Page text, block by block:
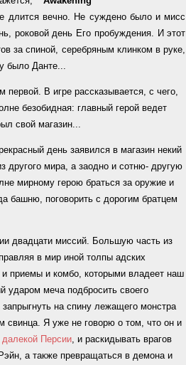
длится вечно. Не суждено было и мисс
роковой день Его пробуждения. И этот
за спиной, серебряным клинком в руке,
было Данте...
первой. В игре рассказывается, с чего,
безобидная: главный герой ведет
свой магазин...
день заявился в магазин некий
другого мира, а заодно и сотню- другую
мирному герою браться за оружие и
башню, поговорить с дорогим братцем
двадцати миссий. Большую часть из
в мир иной толпы адских
приемы и комбо, которыми владеет наш
ударом меча подбросить своего
на спину лежащего монстра
свинца. Я уже не говорю о том, что он и
далекой Персии , и раскидывать врагов
а также превращаться в демона и